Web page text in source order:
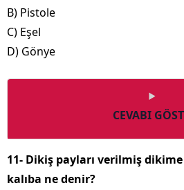
B) Pistole
C) Eşel
D) Gönye
CEVABI
11- Dikiş payları verilmiş
kalıba ne denir?